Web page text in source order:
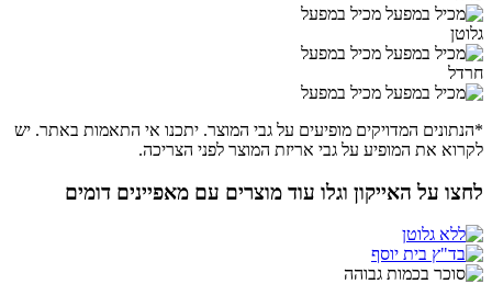
מכיל במפעל
גלוטן
מכיל במפעל
חרדל
מכיל במפעל
*הנתונים המדויקים מופיעים על גבי המוצר. יתכנו אי התאמות באתר. יש
לקרוא את המופיע על גבי אריזת המוצר לפני הצריכה.
לחצו על האייקון וגלו עוד מוצרים עם מאפיינים דומים